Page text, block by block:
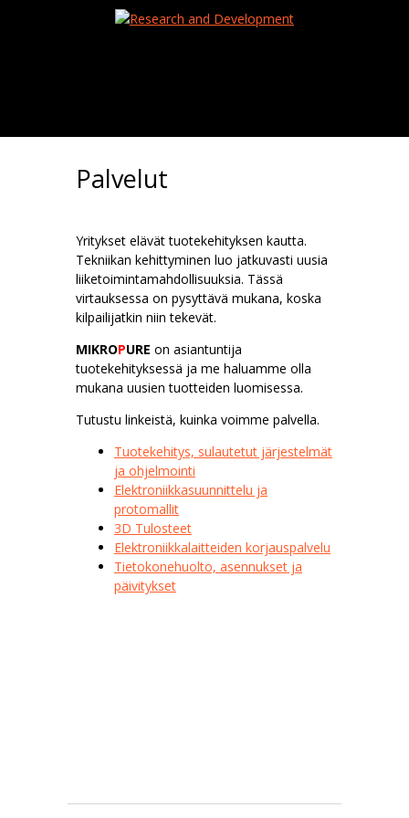
Palvelut
Yritykset elävät tuotekehityksen kautta.
Tekniikan kehittyminen luo jatkuvasti uusia
liiketoimintamahdollisuuksia. Tässä
virtauksessa on pysyttävä mukana, koska
kilpailijatkin niin tekevät.
MIKROPURE on asiantuntija
tuotekehityksessä ja me haluamme olla
mukana uusien tuotteiden luomisessa.
Tutustu linkeistä, kuinka voimme palvella.
Tuotekehitys, sulautetut järjestelmät
ja ohjelmointi
Elektroniikkasuunnittelu ja
protomallit
3D Tulosteet
Elektroniikkalaitteiden korjauspalvelu
Tietokonehuolto, asennukset ja
päivitykset